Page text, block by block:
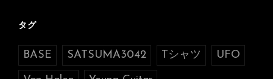
タグ
BASE SATSUMA3042 Tシャツ UFO